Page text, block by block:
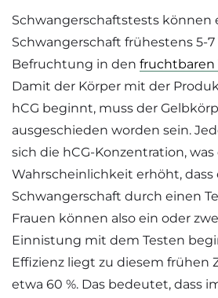
Schwangerschaftstests können
Schwangerschaft frühestens 5-7
Befruchtung in den fruchtbaren
Damit der Körper mit der
hCG beginnt, muss der
ausgeschieden worden sein.
sich die hCG-Konzentration, was
Wahrscheinlichkeit erhöht, dass
Schwangerschaft durch einen
Frauen können also ein oder
Einnistung mit dem Testen
Effizienz liegt zu diesem frühen
etwa 60 %. Das bedeutet, dass